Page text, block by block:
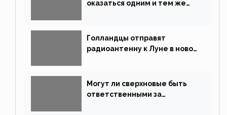
оказаться одним и тем же
Голландцы отправят
радиоантенну к Луне в новой
Могут ли сверхновые быть
ответственными за